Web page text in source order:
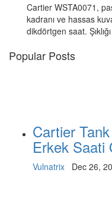
Cartier WSTA0071,
kadranı ve hassas
dikdörtgen saat.
Popular Posts
Cartier
Erkek Saati
Vulnatrix Dec 26,